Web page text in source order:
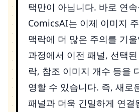
택만이 아닙니다. 바로 연
ComicsAI는 이제 이미지
맥락에 더 많은 주의를 기
과정에서 이전 패널, 선택
락, 참조 이미지 개수 등을
영할 수 있습니다. 즉, 새로
패널과 더욱 긴밀하게 연결